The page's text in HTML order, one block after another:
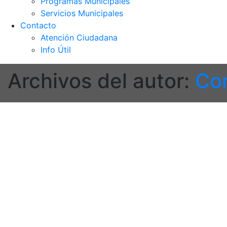
Servicios Municipales
Contacto
Atención Ciudadana
Info Útil
Archivos del autor: